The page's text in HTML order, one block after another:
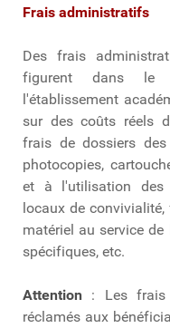
Frais administratifs
Des frais
figurent dans le
l'établissement
sur des coûts réels
frais de dossiers des
photocopies,
et à l'utilisation des
locaux de
matériel au service
spécifiques, etc.
Attention : Les frais
réclamés aux